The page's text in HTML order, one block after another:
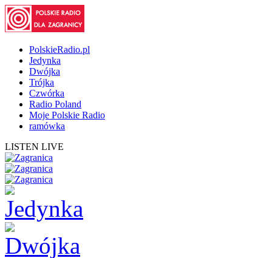
PolskieRadio.pl
Jedynka
Dwójka
Trójka
Czwórka
Radio Poland
Moje Polskie Radio
ramówka
LISTEN LIVE